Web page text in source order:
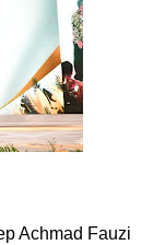
Achmad Fauzi